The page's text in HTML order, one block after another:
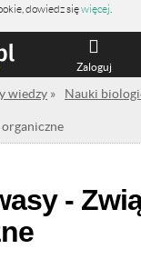
dowiedz sięwięcej
Zaloguj
wiedzy » Nauki
-